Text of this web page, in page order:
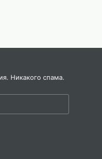
Никакого спама.